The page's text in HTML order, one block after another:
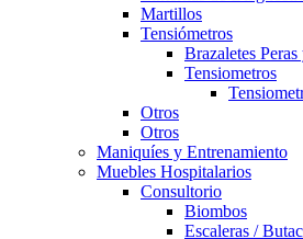
Martillos
Tensiómetros
Brazaletes
Tensiometros
Otros
Otros
Maniquíes y Entrenamiento
Muebles Hospitalarios
Consultorio
Biombos
Escaleras /